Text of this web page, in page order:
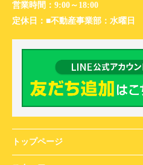
営業時間： 9:00～18:00
定休日： ■不動産事業部：水曜日
トップページ